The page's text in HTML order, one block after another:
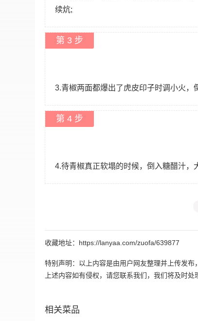
续炕;
第 3 步
3.青椒两面都爆出了虎皮印子时调小火，
第 4 步
4.待青椒真正软塌的时候，倒入糖醋汁，
收藏地址：https://lanyaa.com/zuofa/639877
特别声明：以上内容是由用户网友整理并上传发布
上述内容如有侵权，请您联系我们，我们将及时
相关菜品